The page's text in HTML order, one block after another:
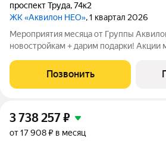
проспект Труда,74к2
ЖК «Аквилон НЕО», 1 квартал 2026
Мероприятия месяца от Группы
новостройкам + дарим подарки! Акции
ВЗНОС в августе! СКИДКИ до 1,4 млн !
программы рассрочки от Застройщика!
Позвонить
3 738 257₽
от 17 908 ₽ в месяц